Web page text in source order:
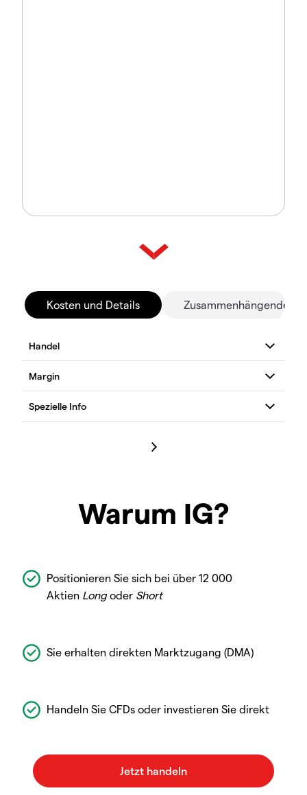
Kosten und Details Zusammenhängende
Warum IG?
Positionieren Sie sich bei über 12 000
Aktien Longoder Short
Sie erhalten direkten Marktzugang (DMA)
Handeln Sie CFDs oder investieren Sie direkt